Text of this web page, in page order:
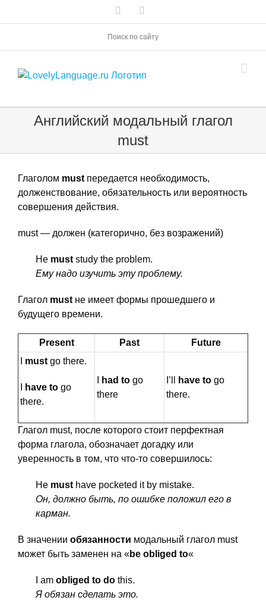
Поиск по сайту
Английский модальный глагол
must
Глаголом must передается необходимость,
долженствование, обязательность или вероятность
совершения действия.
must — должен (категорично, без возражений)
He must study the problem.
Ему надо изучить эту проблему.
Глагол must не имеет формы прошедшего и
будущего времени.
Present Past
Future
must go there.
have to go
there.
had to go
there
I’ll have to go
there.
Глагол must, после которого стоит перфектная
форма глагола, обозначает догадку или
уверенность в том, что что-то совершилось:
He must have pocketed it by mistake.
Он, должно быть, по ошибке положил его в
карман.
В значении обязанности модальный глагол must
может быть заменен на «be obliged to«
I am obliged to do this.
Я обязан сделать это.